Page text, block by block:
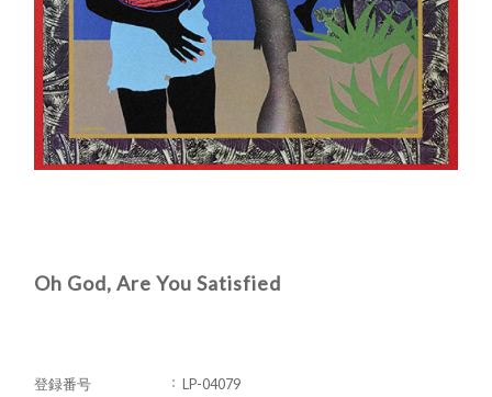
Oh God, Are You Satisfied
登録番号
LP-04079